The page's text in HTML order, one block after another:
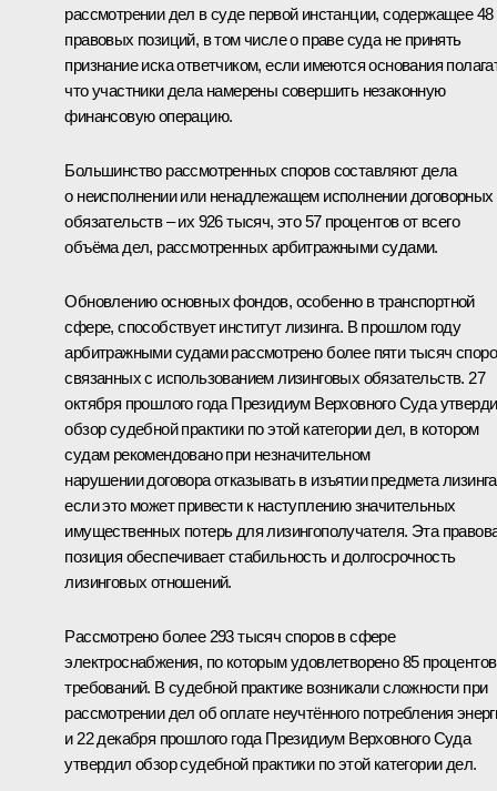
рассмотрении дел в суде первой инстанции, содержащее 48
правовых позиций, в том числе о праве суда не принять
признание иска ответчиком, если имеются основания
что участники дела намерены совершить незаконную
финансовую операцию.
Большинство рассмотренных споров составляют дела
о неисполнении или ненадлежащем исполнении договорных
обязательств – их 926 тысяч, это 57 процентов от всего
объёма дел, рассмотренных арбитражными судами.
Обновлению основных фондов, особенно в транспортной
сфере, способствует институт лизинга. В прошлом году
арбитражными судами рассмотрено более пяти тысяч
связанных с использованием лизинговых обязательств. 27
октября прошлого года Президиум Верховного Суда
обзор судебной практики по этой категории дел, в котором
судам рекомендовано при незначительном
нарушении договора отказывать в изъятии предмета
если это может привести к наступлению значительных
имущественных потерь для лизингополучателя. Эта
позиция обеспечивает стабильность и долгосрочность
лизинговых отношений.
Рассмотрено более 293 тысяч споров в сфере
электроснабжения, по которым удовлетворено 85 процентов
требований. В судебной практике возникали сложности при
рассмотрении дел об оплате неучтённого потребления
и 22 декабря прошлого года Президиум Верховного Суда
утвердил обзор судебной практики по этой категории дел.